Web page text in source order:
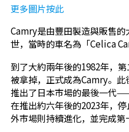
更多圖片按此
Camry是由豐田製造與販售
世，當時的車名為「Celica
到了大約兩年後的1982年，
被拿掉，正式成為Camry。
推出了日本市場的最後一代
在推出約六年後的2023年，
外市場則持續進化，並完成第